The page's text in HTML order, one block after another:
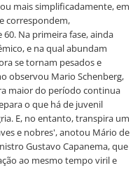
mais simplificadamente, em
correspondem,
60. Na primeira fase, ainda
e na qual abundam
se tornam pesados e
observou Mario Schenberg,
maior do período continua
o que há de juvenil
E, no entanto, transpira um
e nobres', anotou Mário de
Gustavo Capanema, que
ao mesmo tempo viril e